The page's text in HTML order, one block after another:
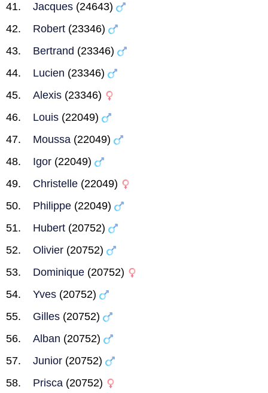
Jacques (24643)
Robert (23346)
Bertrand (23346)
Lucien (23346)
Alexis (23346)
Louis (22049)
Moussa (22049)
Igor (22049)
Christelle (22049)
Philippe (22049)
Hubert (20752)
Olivier (20752)
Dominique (20752)
Yves (20752)
Gilles (20752)
Alban (20752)
Junior (20752)
Prisca (20752)